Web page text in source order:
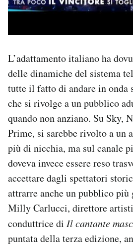
L’adattamento italiano ha
delle dinamiche del sistema
tutte il fatto di andare in onda
che si rivolge a un pubblico
quando non anziano. Su Sky,
Prime, si sarebbe rivolto a un
più di nicchia, ma sul canale
doveva invece essere reso
accettare dagli spettatori
attrarre anche un pubblico più
Milly Carlucci, direttore
conduttrice di Il cantante
puntata della terza edizione,